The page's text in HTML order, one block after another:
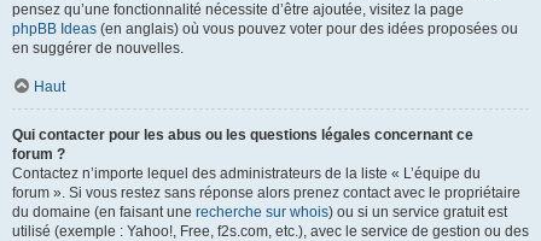
pensez qu’une fonctionnalité nécessite d’être ajoutée, visitez la page
phpBB Ideas (en anglais) où vous pouvez voter pour des idées proposées ou
en suggérer de nouvelles.
Haut
Qui contacter pour les abus ou les questions légales concernant ce
forum ?
Contactez n’importe lequel des administrateurs de la liste « L’équipe du
forum ». Si vous restez sans réponse alors prenez contact avec le propriétaire
du domaine (en faisant une recherche sur whois) ou si un service gratuit est
utilisé (exemple : Yahoo!, Free, f2s.com, etc.), avec le service de gestion ou des